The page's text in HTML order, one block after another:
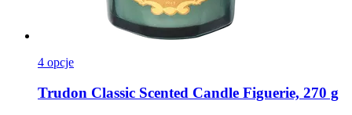
4 opcje
Trudon Classic Scented Candle Figuerie, 270 g